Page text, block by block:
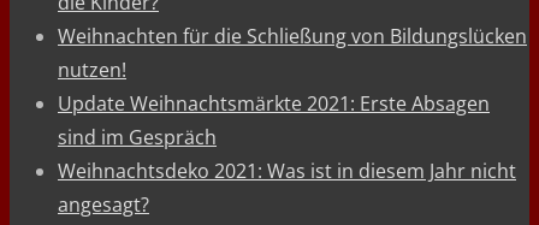
Weihnachten für die Schließung von Bildungslücken
nutzen!
Update Weihnachtsmärkte 2021: Erste Absagen
sind im Gespräch
Weihnachtsdeko 2021: Was ist in diesem Jahr nicht
angesagt?